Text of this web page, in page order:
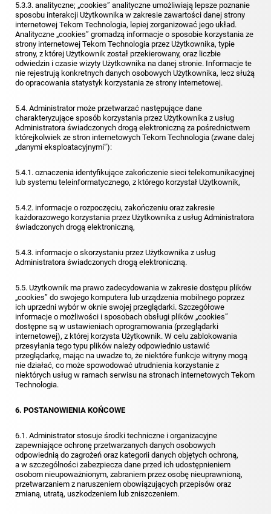
5.3.3. analityczne; „cookies” analityczne umożliwiają lepsze poznanie
sposobu interakcji Użytkownika w zakresie zawartości danej strony
internetowej Tekom Technologia, lepiej zorganizować jego układ.
Analityczne „cookies” gromadzą informacje o sposobie korzystania ze
strony internetowej Tekom Technologia przez Użytkownika, typie
strony, z której Użytkownik został przekierowany, oraz liczbie
odwiedzin i czasie wizyty Użytkownika na danej stronie. Informacje te
nie rejestrują konkretnych danych osobowych Użytkownika, lecz służą
do opracowania statystyk korzystania ze strony internetowej.
5.4. Administrator może przetwarzać następujące dane
charakteryzujące sposób korzystania przez Użytkownika z usług
Administratora świadczonych drogą elektroniczną za pośrednictwem
którejkolwiek ze stron internetowych Tekom Technologia (zwane dalej
„danymi eksploatacyjnymi”):
5.4.1. oznaczenia identyfikujące zakończenie sieci telekomunikacyjnej
lub systemu teleinformatycznego, z którego korzystał Użytkownik,
5.4.2. informacje o rozpoczęciu, zakończeniu oraz zakresie
każdorazowego korzystania przez Użytkownika z usług Administratora
świadczonych drogą elektroniczną,
5.4.3. informacje o skorzystaniu przez Użytkownika z usług
Administratora świadczonych drogą elektroniczną.
5.5. Użytkownik ma prawo zadecydowania w zakresie dostępu plików
„cookies” do swojego komputera lub urządzenia mobilnego poprzez
ich uprzedni wybór w oknie swojej przeglądarki. Szczegółowe
informacje o możliwości i sposobach obsługi plików „cookies”
dostępne są w ustawieniach oprogramowania (przeglądarki
internetowej), z której korzysta Użytkownik. W celu zablokowania
przesyłania tego typu plików należy odpowiednio ustawić
przeglądarkę, mając na uwadze to, że niektóre funkcje witryny mogą
nie działać, co może spowodować utrudnienia korzystanie z
niektórych usług w ramach serwisu na stronach internetowych Tekom
Technologia.
6. POSTANOWIENIA KOŃCOWE
6.1. Administrator stosuje środki techniczne i organizacyjne
zapewniające ochronę przetwarzanych danych osobowych
odpowiednią do zagrożeń oraz kategorii danych objętych ochroną,
a w szczególności zabezpiecza dane przed ich udostępnieniem
osobom nieupoważnionym, zabraniem przez osobę nieuprawnioną,
przetwarzaniem z naruszeniem obowiązujących przepisów oraz
zmianą, utratą, uszkodzeniem lub zniszczeniem.